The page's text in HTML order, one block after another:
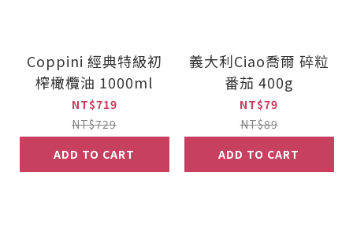
Coppini 經典特級初
榨橄欖油 1000ml
NT$719
NT$729
ADD TO CART
義大利Ciao喬爾 碎粒
番茄 400g
NT$79
NT$89
ADD TO CART